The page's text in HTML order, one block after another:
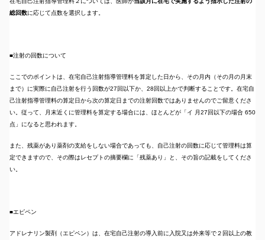
総回数に応じて点数を選択します。
■注射の回数について
ここでのポイントは、在宅自己注射指導管理料を算定した日から、その月内（その月の月末
まで）に実際に自己注射を行う回数が27回以下か、28回以上かで判断することです。在宅自
己注射指導管理料の算定日から次の算定日までの注射回数ではありませんのでご留意くださ
い。従って、月末近くに管理料を算定する場合には、ほとんどが「イ 月27回以下の場合 650
点」になると思われます。
また、残薬があり薬剤の支給をしない場合であっても、自己注射の回数に応じて管理料は算
定できますので、その際はレセプトの摘要欄に「残薬あり」と、その旨の記載をしてくださ
い。
■エピペン
アドレナリン製剤（エピペン）は、在宅自己注射の導入前に入院又は外来等で２回以上の教